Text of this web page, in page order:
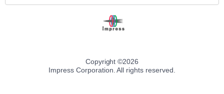
Copyright ©2026
Impress Corporation. All rights reserved.